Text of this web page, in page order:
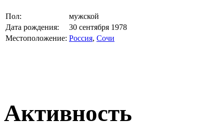
Пол:
мужской
Дата рождения:
30 сентября 1978
Местоположение: Россия, Сочи
Активность